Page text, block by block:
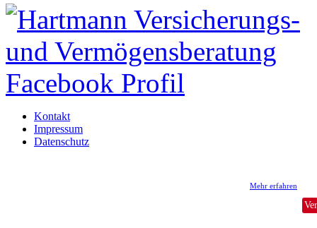
Kontakt
Impressum
Datenschutz
Mehr erfahren